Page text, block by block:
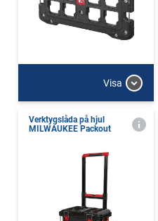
Visa
Verktygslåda på hjul
MILWAUKEE Packout